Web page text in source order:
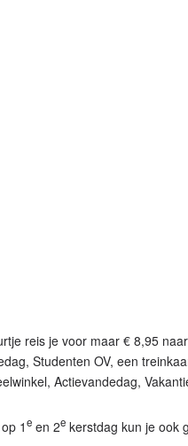
reis je voor maar € 8,95
Studenten OV, een
Actievandedag,
1e en 2e kerstdag kun je ook